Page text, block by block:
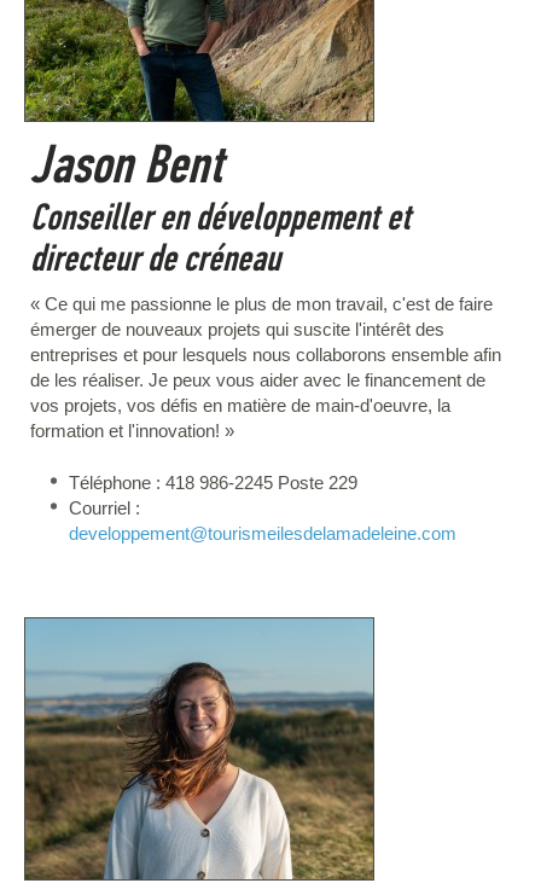
Jason Bent
Conseiller en développement et
directeur de créneau
« Ce qui me passionne le plus de mon travail, c'est de faire
émerger de nouveaux projets qui suscite l'intérêt des
entreprises et pour lesquels nous collaborons ensemble afin
de les réaliser. Je peux vous aider avec le financement de
vos projets, vos défis en matière de main-d'oeuvre, la
formation et l'innovation! »
Téléphone : 418 986-2245 Poste 229
Courriel :
developpement@tourismeilesdelamadeleine.com